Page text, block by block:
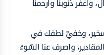
وخفيِّ لطفك في
واصرف عنا السّوءَ